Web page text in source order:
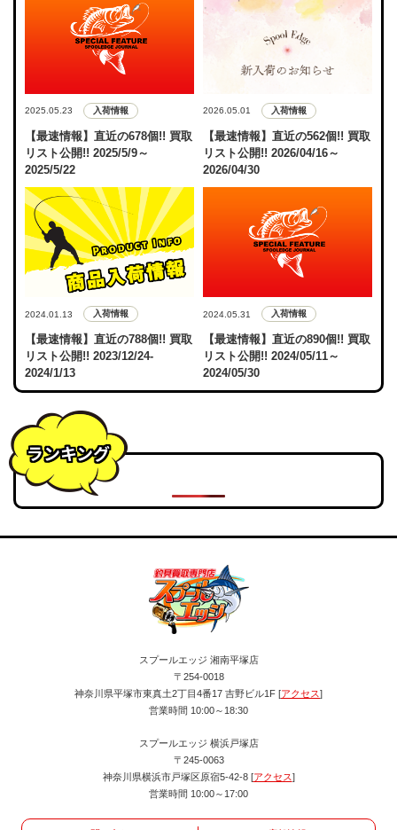
2025.05.23 入荷情報
【最速情報】直近の678個!! 買取
リスト公開!! 2025/5/9～
2025/5/22
2026.05.01 入荷情報
【最速情報】直近の562個!! 買取
リスト公開!! 2026/04/16～
2026/04/30
2024.01.13 入荷情報
【最速情報】直近の788個!! 買取
リスト公開!! 2023/12/24-
2024/1/13
2024.05.31 入荷情報
【最速情報】直近の890個!! 買取
リスト公開!! 2024/05/11～
2024/05/30
ランキング
スプールエッジ 湘南平塚店
〒254-0018
神奈川県平塚市東真土2丁目4番17 吉野ビル1F [アクセス]
営業時間 10:00～18:30
スプールエッジ 横浜戸塚店
〒245-0063
神奈川県横浜市戸塚区原宿5-42-8 [アクセス]
営業時間 10:00～17:00